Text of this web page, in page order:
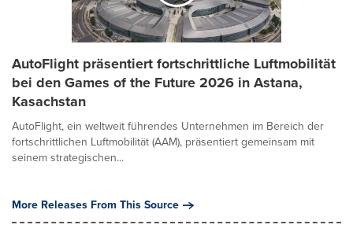
AutoFlight präsentiert fortschrittliche Luftmobilität
bei den Games of the Future 2026 in Astana,
Kasachstan
AutoFlight, ein weltweit führendes Unternehmen im Bereich der
fortschrittlichen Luftmobilität (AAM), präsentiert gemeinsam mit
seinem strategischen...
More Releases From This Source